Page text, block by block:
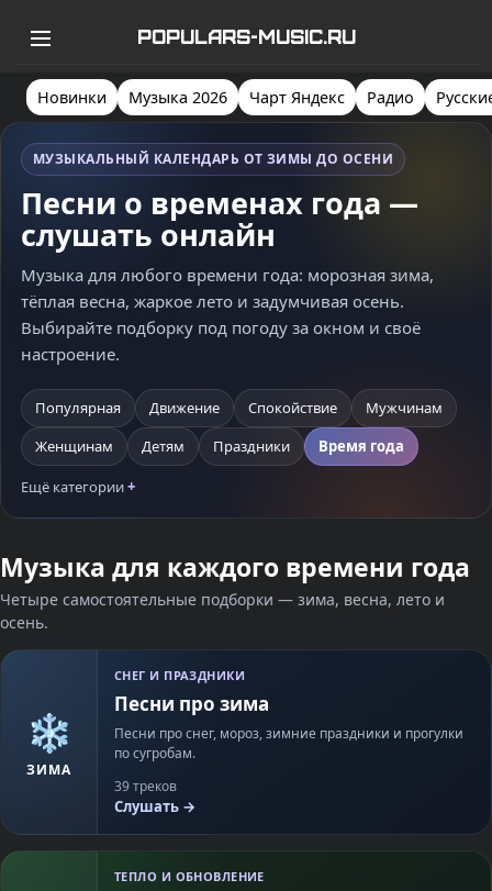
POPULARS-MUSIC.RU
Новинки Музыка 2026 Чарт Яндекс Радио
МУЗЫКАЛЬНЫЙ КАЛЕНДАРЬ ОТ ЗИМЫ ДО ОСЕНИ
Песни о временах года —
слушать онлайн
Музыка для любого времени года: морозная зима,
тёплая весна, жаркое лето и задумчивая осень.
Выбирайте подборку под погоду за окном и своё
настроение.
Популярная Движение Спокойствие
Мужчинам
Женщинам
Детям Праздники Время года
Ещё категории
Музыка для каждого времени года
Четыре самостоятельные подборки — зима, весна, лето и
осень.
❄️
ЗИМА
СНЕГ И ПРАЗДНИКИ
Песни про зима
Песни про снег, мороз, зимние праздники и прогулки
по сугробам.
39 треков
Слушать →
ТЕПЛО И ОБНОВЛЕНИЕ